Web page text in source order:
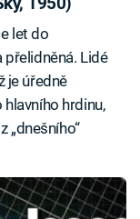
let do
Lidé
je úředně
hrdinu,
„dnešního“